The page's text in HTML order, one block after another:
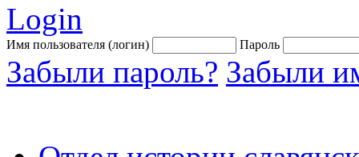
Login
Имя пользователя (логин) Пароль
Забыли пароль? Забыли